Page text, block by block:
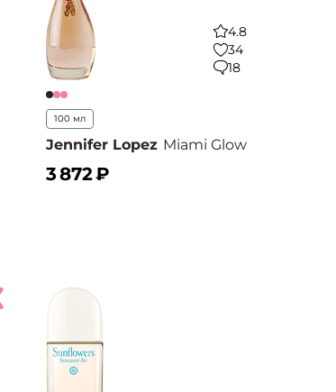
4.8
34
18
100 мл
Jennifer Lopez Miami Glow
3 872₽